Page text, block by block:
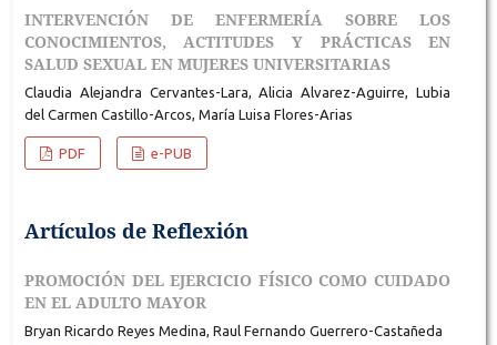
INTERVENCIÓN DE ENFERMERÍA SOBRE LOS
CONOCIMIENTOS, ACTITUDES Y PRÁCTICAS EN
SALUD SEXUAL EN MUJERES UNIVERSITARIAS
Claudia Alejandra Cervantes-Lara, Alicia Alvarez-Aguirre, Lubia
del Carmen Castillo-Arcos, María Luisa Flores-Arias
PDF e-PUB
Artículos de Reflexión
PROMOCIÓN DEL EJERCICIO FÍSICO COMO CUIDADO
EN EL ADULTO MAYOR
Bryan Ricardo Reyes Medina, Raul Fernando Guerrero-Castañeda